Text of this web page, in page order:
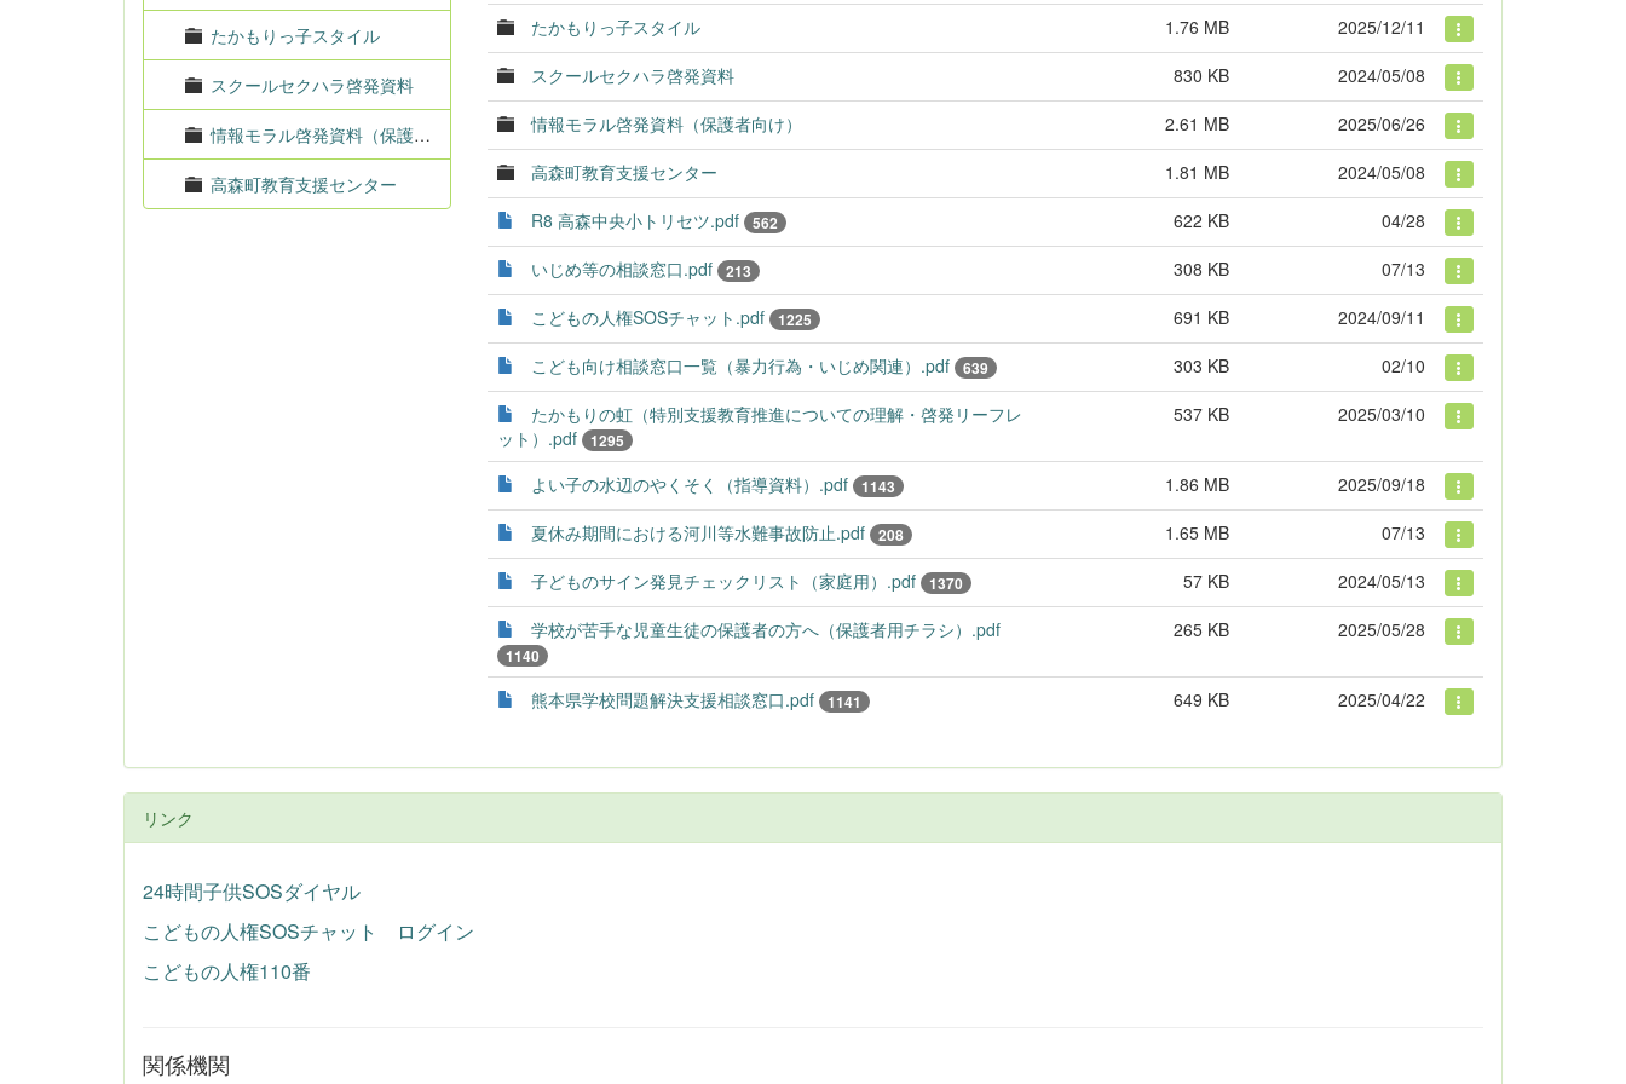
たかもりっ子スタイル
スクールセクハラ啓発資料
情報モラル啓発資料（保護者向け）
高森町教育支援センター
たかもりっ子スタイル
1.76 MB
2025/12/11
スクールセクハラ啓発資料
830 KB
2024/05/08
情報モラル啓発資料（保護者向け）
2.61 MB
2025/06/26
高森町教育支援センター
1.81 MB
2024/05/08
R8 高森中央小トリセツ.pdf
562 622 KB
04/28
いじめ等の相談窓口.pdf
213 308 KB
07/13
こどもの人権SOSチャット.pdf
1225 691 KB
2024/09/11
こども向け相談窓口一覧（暴力行為・いじめ関連）.pdf
639 303 KB
02/10
たかもりの虹（特別支援教育推進についての理解・啓発リーフレ
ット）.pdf
1295
537 KB 2025/03/10
よい子の水辺のやくそく（指導資料）.pdf 1143 1.86 MB
2025/09/18
夏休み期間における河川等水難事故防止.pdf
208 1.65 MB
07/13
子どものサイン発見チェックリスト（家庭用）.pdf
1370 57 KB
2024/05/13
学校が苦手な児童生徒の保護者の方へ（保護者用チラシ）.pdf
1140
265 KB 2025/05/28
熊本県学校問題解決支援相談窓口.pdf 1141 649 KB 2025/04/22
リンク
24時間子供SOSダイヤル
こどもの人権SOSチャット ログイン
こどもの人権110番
関係機関